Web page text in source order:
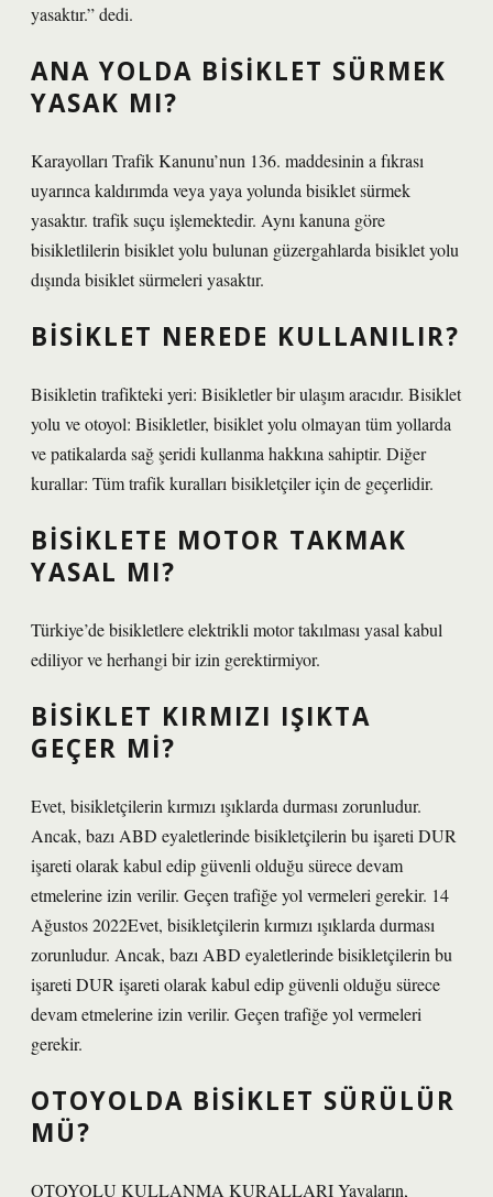
yasaktır.” dedi.
ANA YOLDA BISIKLET SÜRMEK
YASAK MI?
Karayolları Trafik Kanunu’nun 136. maddesinin a fıkrası
uyarınca kaldırımda veya yaya yolunda bisiklet sürmek
yasaktır. trafik suçu işlemektedir. Aynı kanuna göre
bisikletlilerin bisiklet yolu bulunan güzergahlarda bisiklet yolu
dışında bisiklet sürmeleri yasaktır.
BISIKLET NEREDE KULLANILIR?
Bisikletin trafikteki yeri: Bisikletler bir ulaşım aracıdır. Bisiklet
yolu ve otoyol: Bisikletler, bisiklet yolu olmayan tüm yollarda
ve patikalarda sağ şeridi kullanma hakkına sahiptir. Diğer
kurallar: Tüm trafik kuralları bisikletçiler için de geçerlidir.
BISIKLETE MOTOR TAKMAK
YASAL MI?
Türkiye’de bisikletlere elektrikli motor takılması yasal kabul
ediliyor ve herhangi bir izin gerektirmiyor.
BISIKLET KIRMIZI IŞIKTA
GEÇER MI?
Evet, bisikletçilerin kırmızı ışıklarda durması zorunludur.
Ancak, bazı ABD eyaletlerinde bisikletçilerin bu işareti DUR
işareti olarak kabul edip güvenli olduğu sürece devam
etmelerine izin verilir. Geçen trafiğe yol vermeleri gerekir. 14
Ağustos 2022Evet, bisikletçilerin kırmızı ışıklarda durması
zorunludur. Ancak, bazı ABD eyaletlerinde bisikletçilerin bu
işareti DUR işareti olarak kabul edip güvenli olduğu sürece
devam etmelerine izin verilir. Geçen trafiğe yol vermeleri
gerekir.
OTOYOLDA BISIKLET SÜRÜLÜR
MÜ?
OTOYOLU KULLANMA KURALLARI Yayaların,